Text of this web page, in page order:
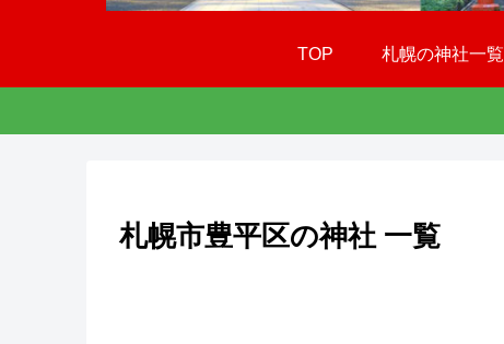
TOP 札幌の神社一覧
札幌市豊平区の神社 一覧